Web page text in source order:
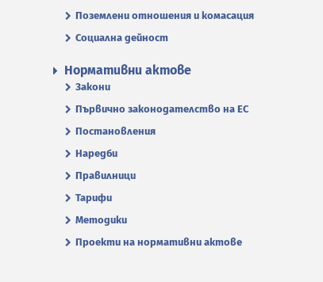
Поземлени отношения и комасация
Социална дейност
Нормативни актове
Закони
Първично законодателство на ЕС
Постановления
Наредби
Правилници
Тарифи
Методики
Проекти на нормативни актове